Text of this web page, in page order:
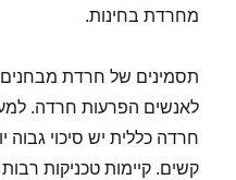
מחרדת בחינות.
תסמינים של חרדת
לאנשים הפרעות חרדה.
חרדה כללית יש סיכוי
קשים. קיימות טכניקות